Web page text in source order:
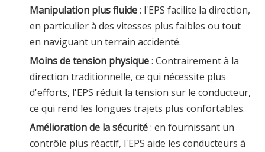
Manipulation plus fluide: l'EPS facilite la direction,
en particulier à des vitesses plus faibles ou tout
en naviguant un terrain accidenté.
Moins de tension physique: Contrairement à la
direction traditionnelle, ce qui nécessite plus
d'efforts, l'EPS réduit la tension sur le conducteur,
ce qui rend les longues trajets plus confortables.
Amélioration de la sécurité: en fournissant un
contrôle plus réactif, l'EPS aide les conducteurs à